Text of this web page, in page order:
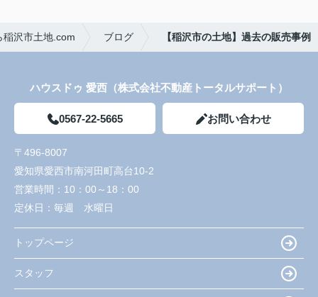
沢市土地.com ブログ 【稲沢市の土地】過去の販売事例
ハウスドゥ 愛西（株式会社不動産トータルサポート）
0567-22-5665 お問い合わせ
〒496-8007
愛知県愛西市南河田町高台10-2
営業時間： 10：00～18：00
定休日： 毎週 水曜日
トップページ
スタッフ